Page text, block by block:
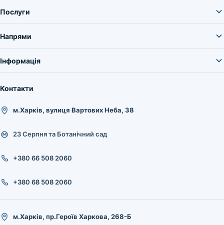
Послуги
Напрями
Інформація
Контакти
м.Харків, вулиця Вартових Неба, 38
23 Серпня та Ботанічний сад
+380 66 508 2060
+380 68 508 2060
м.Харків, пр.Героїв Харкова, 268-Б